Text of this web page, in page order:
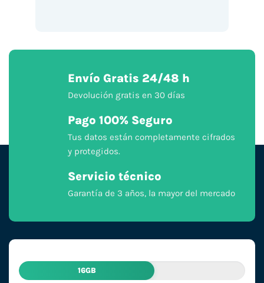
Envío Gratis 24/48 h
Devolución gratis en 30 días
Pago 100% Seguro
Tus datos están completamente cifrados
y protegidos.
Servicio técnico
Garantía de 3 años, la mayor del mercado
16GB